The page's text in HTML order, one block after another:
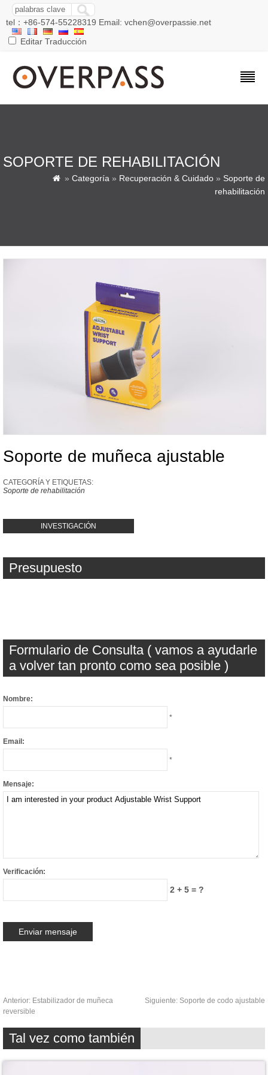
tel：+86-574-55228319 Email: vchen@overpassie.net
Editar Traducción
SOPORTE DE REHABILITACIÓN
 » Categoría » Recuperación & Cuidado » Soporte de
rehabilitación
Soporte de muñeca ajustable
CATEGORÍA Y ETIQUETAS:
Soporte de rehabilitación
INVESTIGACIÓN
Presupuesto
Formulario de Consulta ( vamos a ayudarle
a volver tan pronto como sea posible )
Nombre:
*
Email:
*
Mensaje:
Verificación:
2 + 5 = ?
Anterior: Estabilizador de muñeca
reversible
Siguiente: Soporte de codo ajustable
Tal vez como también